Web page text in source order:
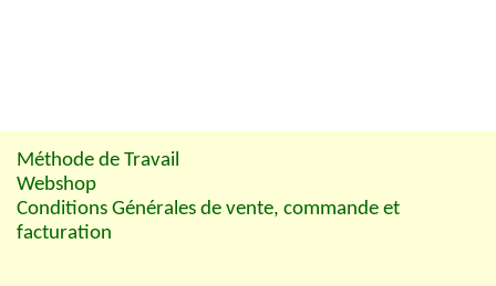
Méthode de Travail
Webshop
Conditions Générales de vente, commande et
facturation